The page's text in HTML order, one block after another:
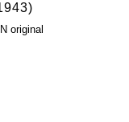
original